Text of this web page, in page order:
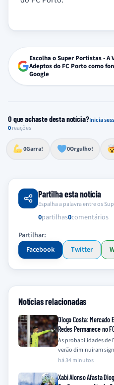
Escolha o Super Portistas - A
Adeptos do FC Porto como
Google
O que achaste desta notícia?Inicia
0reações
0Garra!
Esforço, determinação,
0Orgulho!
Lealdade, amor clubístico,
Impressionante, chocante, de
Reação de desespero, raiva,
Excelência, destaque, o melhor
Partilha esta notícia
Espalha a palavra entre os
0partilhas0comentários
Partilhar:
Facebook
Twitter
Notícias relacionadas
Diogo Costa: Mercado
Redes Permanece no
As probabilidades de
verão diminuíram
descartar o interesse
há 34 minutos
Xabi Alonso Afasta